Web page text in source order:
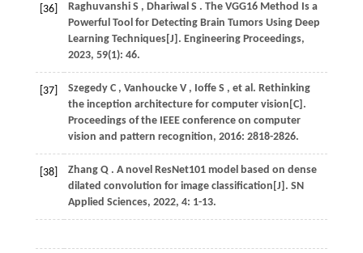
[36] Raghuvanshi S , Dhariwal S . The VGG16 Method Is a
Powerful Tool for Detecting Brain Tumors Using Deep
Learning Techniques[J]. Engineering Proceedings,
2023, 59(1): 46.
[37] Szegedy C , Vanhoucke V , Ioffe S , et al. Rethinking
the inception architecture for computer vision[C].
Proceedings of the IEEE conference on computer
vision and pattern recognition, 2016: 2818-2826.
[38] Zhang Q . A novel ResNet101 model based on dense
dilated convolution for image classification[J]. SN
Applied Sciences, 2022, 4: 1-13.